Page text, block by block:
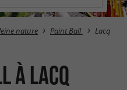
nature Paint Ball Lacq
à Lacq